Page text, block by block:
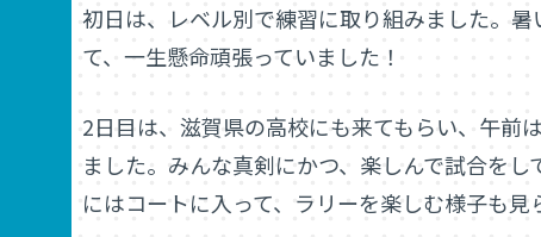
初日は、レベル別で練習に取り組みました。
て、一生懸命頑張っていました！
2日目は、滋賀県の高校にも来てもらい、午前
ました。みんな真剣にかつ、楽しんで試合を
にはコートに入って、ラリーを楽しむ様子も見